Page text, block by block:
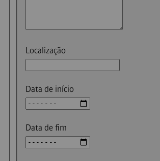
Localização
Data de início
Data de fim